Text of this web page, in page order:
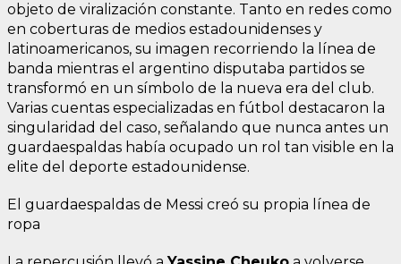
objeto de viralización constante. Tanto en redes como
en coberturas de medios estadounidenses y
latinoamericanos, su imagen recorriendo la línea de
banda mientras el argentino disputaba partidos se
transformó en un símbolo de la nueva era del club.
Varias cuentas especializadas en fútbol destacaron la
singularidad del caso, señalando que nunca antes un
guardaespaldas había ocupado un rol tan visible en la
elite del deporte estadounidense.
El guardaespaldas de Messi creó su propia línea de
ropa